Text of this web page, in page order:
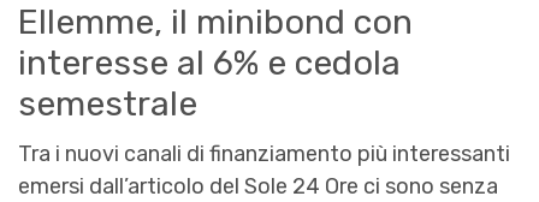
Ellemme, il minibond con
interesse al 6% e cedola
semestrale
Tra i nuovi canali di finanziamento più interessanti
emersi dall’articolo del Sole 24 Ore ci sono senza